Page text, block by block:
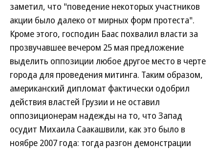
заметил, что "поведение некоторых участников
акции было далеко от мирных форм протеста".
Кроме этого, господин Баас похвалил власти за
прозвучавшее вечером 25 мая предложение
выделить оппозиции любое другое место в черте
города для проведения митинга. Таким образом,
американский дипломат фактически одобрил
действия властей Грузии и не оставил
оппозиционерам надежды на то, что Запад
осудит Михаила Саакашвили, как это было в
ноябре 2007 года: тогда разгон демонстрации